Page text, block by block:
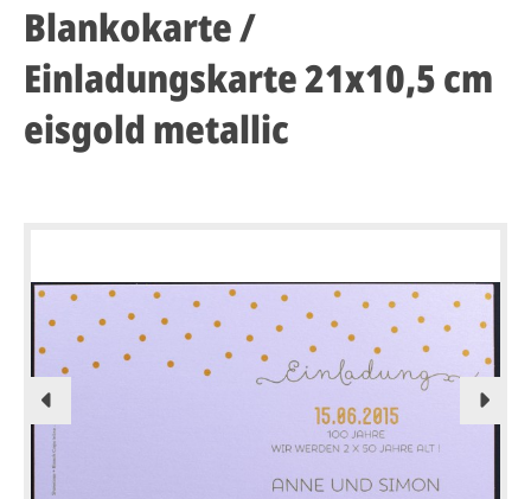
Blankokarte /
Einladungskarte 21x10,5 cm
eisgold metallic